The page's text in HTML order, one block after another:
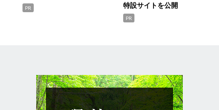
PR
特設サイトを公開
PR